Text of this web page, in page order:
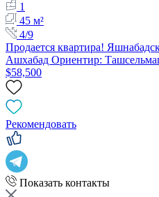
1
45 м²
4/9
Продается квартира!
Ашхабад Ориентир:
$58,500
Рекомендовать
Показать контакты